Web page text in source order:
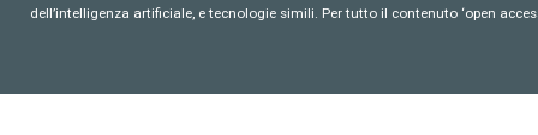
dell’intelligenza artificiale, e tecnologie simili. Per tutto il contenuto ‘open